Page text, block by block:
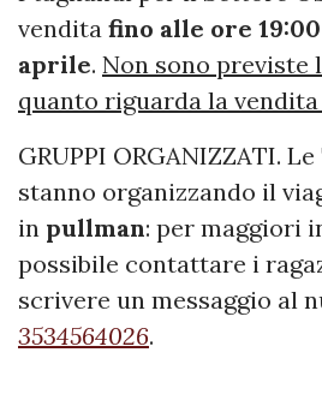
vendita fino alle ore
aprile. Non sono
quanto riguarda la
GRUPPI ORGANIZZATI. Le
stanno organizzando il
in pullman: per maggiori
possibile contattare i
scrivere un messaggio al
3534564026.